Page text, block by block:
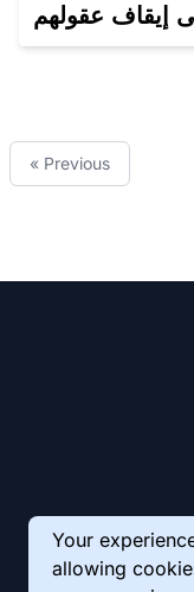
إيقاف عقولهم
« Previous
Your
allowing